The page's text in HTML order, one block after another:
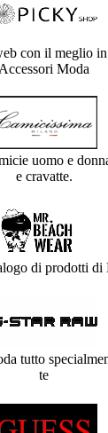
con il meglio
Accessori Moda
uomo e
e cravatte.
di prodotti di
tutto
te